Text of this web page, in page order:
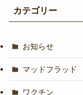
カテゴリー
お知らせ
マッドフラッド
ワクチン